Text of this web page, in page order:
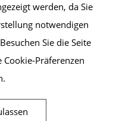
werden, da Sie
notwendigen
Sie die Seite
Cookie-Präferenzen